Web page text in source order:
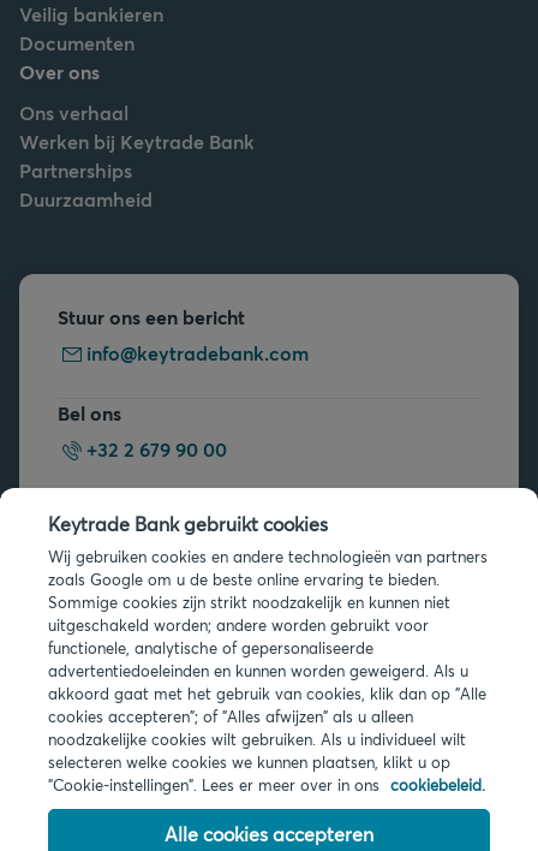
Veilig bankieren
Documenten
Over ons
Ons verhaal
Werken bij Keytrade Bank
Partnerships
Duurzaamheid
Stuur ons een bericht
info@keytradebank.com
Bel ons
+32 2 679 90 00
Veelgestelde vragen
Juridische info
Privacy
Cookies
PSD2
Toegankelijkheid
Keytrade Bank gebruikt cookies
Wij gebruiken cookies en andere technologieën van partners
zoals Google om u de beste online ervaring te bieden.
Sommige cookies zijn strikt noodzakelijk en kunnen niet
uitgeschakeld worden; andere worden gebruikt voor
functionele, analytische of gepersonaliseerde
advertentiedoeleinden en kunnen worden geweigerd. Als u
akkoord gaat met het gebruik van cookies, klik dan op "Alle
cookies accepteren"; of "Alles afwijzen" als u alleen
noodzakelijke cookies wilt gebruiken. Als u individueel wilt
selecteren welke cookies we kunnen plaatsen, klikt u op
"Cookie-instellingen". Lees er meer over in ons cookiebeleid.
Alle cookies accepteren